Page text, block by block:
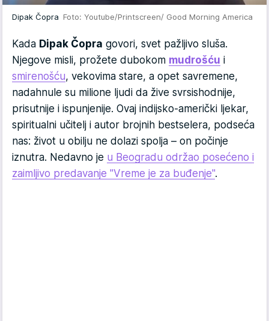
Dipak Čopra Foto: Youtube/Printscreen/ Good Morning America
Kada Dipak Čopra govori, svet pažljivo sluša.
Njegove misli, prožete dubokom mudrošću i
smirenošću, vekovima stare, a opet savremene,
nadahnule su milione ljudi da žive svrsishodnije,
prisutnije i ispunjenije. Ovaj indijsko-američki ljekar,
spiritualni učitelj i autor brojnih bestselera, podseća
nas: život u obilju ne dolazi spolja – on počinje
iznutra. Nedavno je u Beogradu održao posećeno i
zaimljivo predavanje "Vreme je za buđenje".